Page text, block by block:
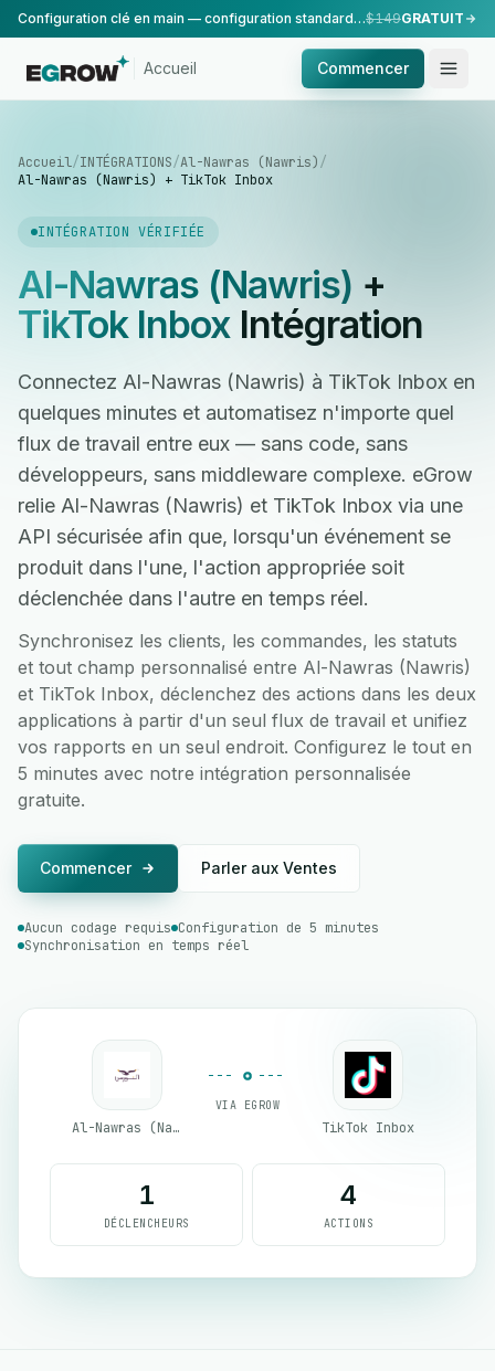
Configuration clé en main — configuration standard, réalisée par notre équipe.$149GRATUIT
Accueil Commencer
Accueil/INTÉGRATIONS/Al-Nawras (Nawris)/
Al-Nawras (Nawris) + TikTok Inbox
INTÉGRATION VÉRIFIÉE
Al-Nawras (Nawris) +
TikTok InboxIntégration
Connectez Al-Nawras (Nawris) à TikTok Inbox en
quelques minutes et automatisez n'importe quel
flux de travail entre eux — sans code, sans
développeurs, sans middleware complexe. eGrow
relie Al-Nawras (Nawris) et TikTok Inbox via une
API sécurisée afin que, lorsqu'un événement se
produit dans l'une, l'action appropriée soit
déclenchée dans l'autre en temps réel.
Synchronisez les clients, les commandes, les statuts
et tout champ personnalisé entre Al-Nawras (Nawris)
et TikTok Inbox, déclenchez des actions dans les deux
applications à partir d'un seul flux de travail et unifiez
vos rapports en un seul endroit. Configurez le tout en
5 minutes avec notre intégration personnalisée
gratuite.
Commencer Parler aux Ventes
Aucun codage requis Configuration de 5 minutes
Synchronisation en temps réel
Al-Nawras (Nawris)
VIA EGROW
TikTok Inbox
1
DÉCLENCHEURS
4
ACTIONS